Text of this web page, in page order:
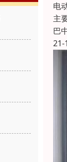
电
主
巴
21-